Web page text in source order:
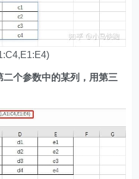
二个参数中的某列，用第三